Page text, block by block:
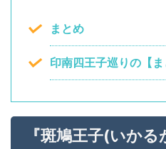
まとめ
印南四王子巡りの【ま
『斑鳩王子(いか